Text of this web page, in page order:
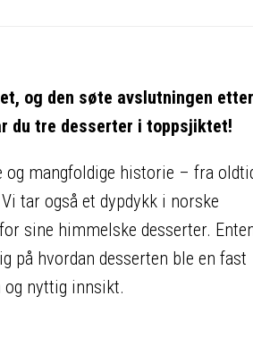
og den søte avslutningen etter
du tre desserter i toppsjiktet!
og mangfoldige historie – fra
tar også et dypdykk i norske
sine himmelske desserter.
på hvordan desserten ble en fast
og nyttig innsikt.